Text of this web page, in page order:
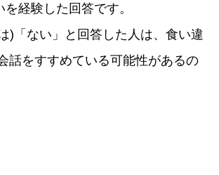
経験した回答です。
)「ない」と回答した人は、食い違
話をすすめている可能性があるの